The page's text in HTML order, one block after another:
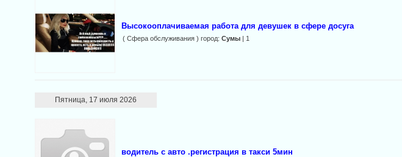
Высокооплачиваемая работа для девушек в сфере досуга
( Сфера обслуживания ) город:Сумы | 1
Пятница, 17 июля 2026
водитель с авто .регистрация в такси 5мин